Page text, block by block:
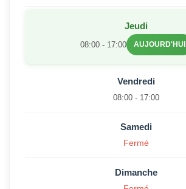
Jeudi
08:00 - 17:00 AUJOURD'HUI
Vendredi
08:00 - 17:00
Samedi
Fermé
Dimanche